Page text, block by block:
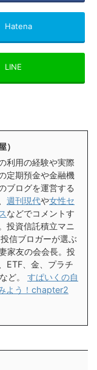
Hatena
LINE
）
利用の経験や実際
定期預金や金融機
ブログを運営する
週刊現代や女性セ
などでコメントす
投資信託積立マニ
信ブロガーが選ぶ
家友の会会長。投
ETF、金、プラチ
ど。 すぱいくの自
よう！chapter2